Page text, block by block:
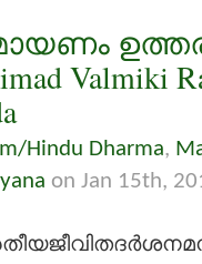
Valmiki
Hindu Dharma,
on Jan 15th,